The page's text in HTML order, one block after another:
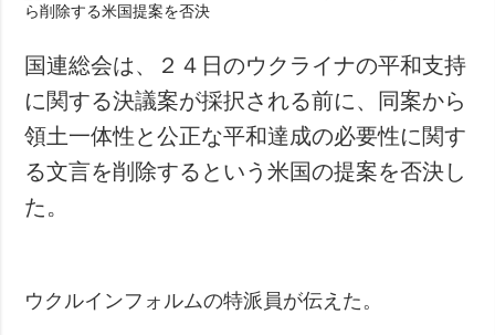
防衛
社会・文化
スポーツ
犯罪
事故・緊急事態
写真
国連総会は、２４日のウクライナの平和支持
に関する決議案が採択される前に、同案から
領土一体性と公正な平和達成の必要性に関す
る文言を削除するという米国の提案を否決し
た。
ウクルインフォルムの特派員が伝えた。